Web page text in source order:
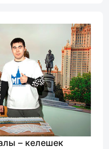
– келешек